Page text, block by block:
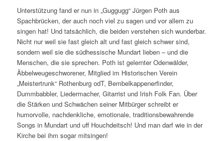
Unterstützung fand er nun in „Guggugg“ Jürgen Poth aus
Spachbrücken, der auch noch viel zu sagen und vor allem zu
singen hat! Und tatsächlich, die beiden verstehen sich wunderbar.
Nicht nur weil sie fast gleich alt und fast gleich schwer sind,
sondern weil sie die südhessische Mundart lieben – und die
Menschen, die sie sprechen. Poth ist gelernter Odenwälder,
Äbbelweugeschworener, Mitglied im Historischen Verein
„Meistertrunk“ Rothenburg odT, Bembelkappenerfinder,
Dummbabbler, Liedermacher, Gitarrist und Irish Folk Fan. Über
die Stärken und Schwächen seiner Mitbürger schreibt er
humorvolle, nachdenkliche, emotionale, traditionsbewahrende
Songs in Mundart und uff Houchdeitsch! Und man darf wie in der
Kirche bei ihm sogar mitsingen!